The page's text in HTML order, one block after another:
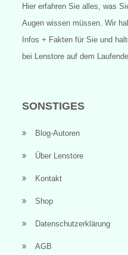
Hier erfahren Sie alles, was
Augen wissen müssen. Wir
Infos + Fakten für Sie und
bei Lenstore auf dem
SONSTIGES
Blog-Autoren
Über Lenstore
Kontakt
Shop
Datenschutzerklärung
AGB